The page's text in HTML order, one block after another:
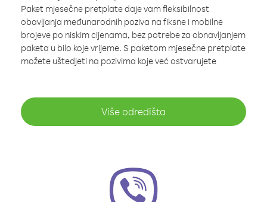
Paket mjesečne pretplate daje vam fleksibilnost
obavljanja međunarodnih poziva na fiksne i mobilne
brojeve po niskim cijenama, bez potrebe za obnavljanjem
paketa u bilo koje vrijeme. S paketom mjesečne pretplate
možete uštedjeti na pozivima koje već ostvarujete
Više odredišta